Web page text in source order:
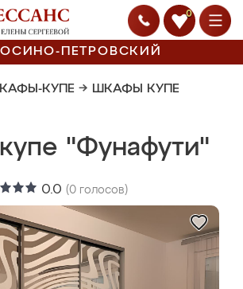
0
ПЕТРОВСКИЙ
КУПЕ → ШКАФЫ КУПЕ
"Фунафути"
0.0 (0 голосов)